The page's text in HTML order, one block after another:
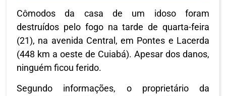
Cômodos da casa de um idoso foram
destruídos pelo fogo na tarde de quarta-feira
(21), na avenida Central, em Pontes e Lacerda
(448 km a oeste de Cuiabá). Apesar dos danos,
ninguém ficou ferido.
Segundo informações, o proprietário da